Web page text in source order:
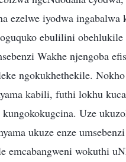
ezelwe iyodwa ingabalwa
ebulilini
Wakhe njengoba
ngokukhethekile.
kabili, futhi lokhu
Uze
ukuze enze
emcabangweni wokuthi